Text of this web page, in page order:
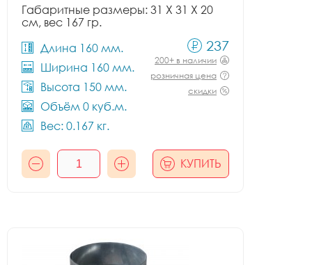
Габаритные размеры: 31 X 31 X 20
см, вес 167 гр.
Длина 160 мм.
Ширина 160 мм.
Высота 150 мм.
Объём 0 куб.м.
Вес: 0.167 кг.
237
200+ в наличии
розничная цена
скидки
КУПИТЬ